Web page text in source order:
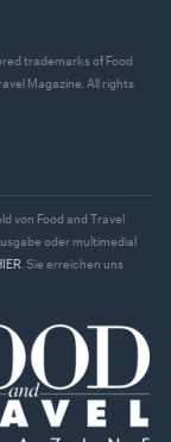
trademarks of Food
Magazine. All rights
von Food and Travel
oder multimedial
. Sie erreichen uns